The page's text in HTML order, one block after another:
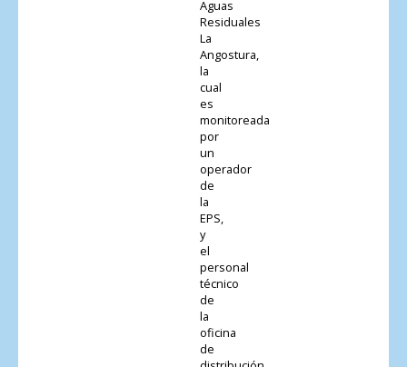
Aguas
Residuales
La
Angostura,
la
cual
es
monitoreada
por
un
operador
de
la
EPS,
y
el
personal
técnico
de
la
oficina
de